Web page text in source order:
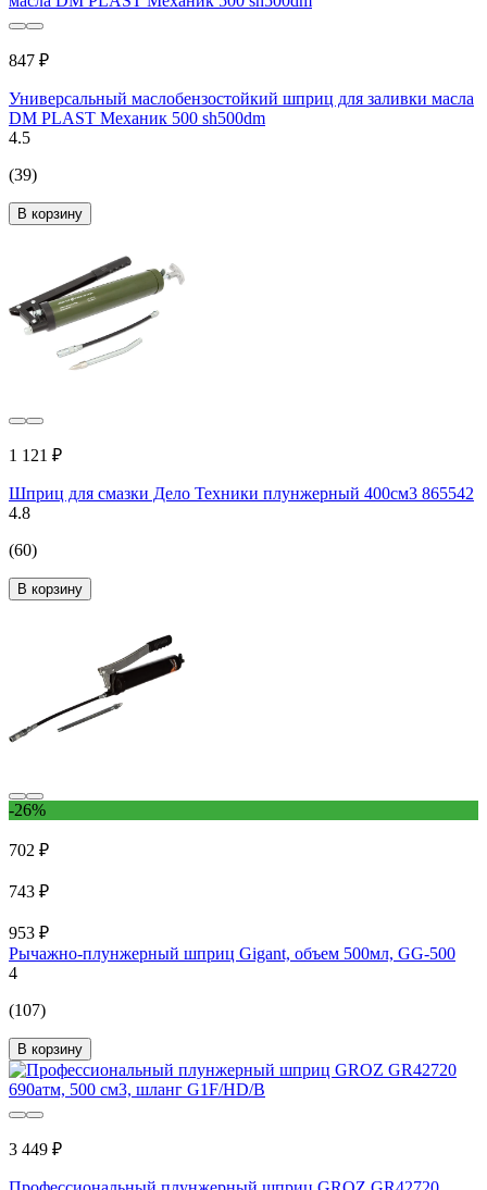
847 ₽
Универсальный маслобензостойкий шприц для заливки масла
DM PLAST Механик 500 sh500dm
4.5
(39)
В корзину
1 121 ₽
Шприц для смазки Дело Техники плунжерный 400см3 865542
4.8
(60)
В корзину
-26%
702 ₽
743 ₽
953 ₽
Рычажно-плунжерный шприц Gigant, объем 500мл, GG-500
4
(107)
В корзину
3 449 ₽